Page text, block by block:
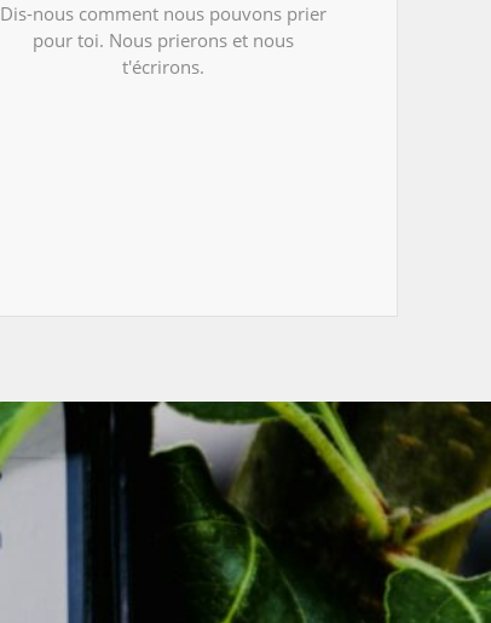
Dis-nous comment nous pouvons prier
pour toi. Nous prierons et nous
t'écrirons.